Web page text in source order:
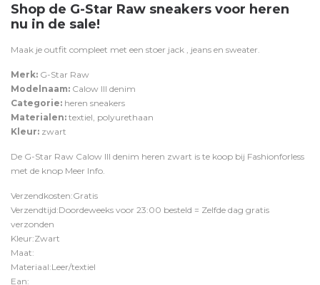
Shop de G-Star Raw sneakers voor heren
nu in de sale!
Maak je outfit compleet met een stoer jack jeans en sweater
Merk: G-Star Raw
Modelnaam: Calow III denim
Categorie: heren sneakers
Materialen: textiel, polyurethaan
Kleur: zwart
De G-Star Raw Calow III denim heren zwart is te koop bij Fashionforless
met de knop Meer Info
Verzendkosten:Gratis
Verzendtijd:Doordeweeks voor 23:00 besteld = Zelfde dag gratis
verzonden
Kleur:Zwart
Maat:
Materiaal:Leer/textiel
Ean: